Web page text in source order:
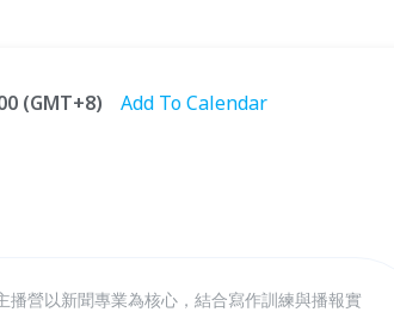
(GMT+8)
Add To Calendar
營以新聞專業為核心，結合寫作訓練與播報實